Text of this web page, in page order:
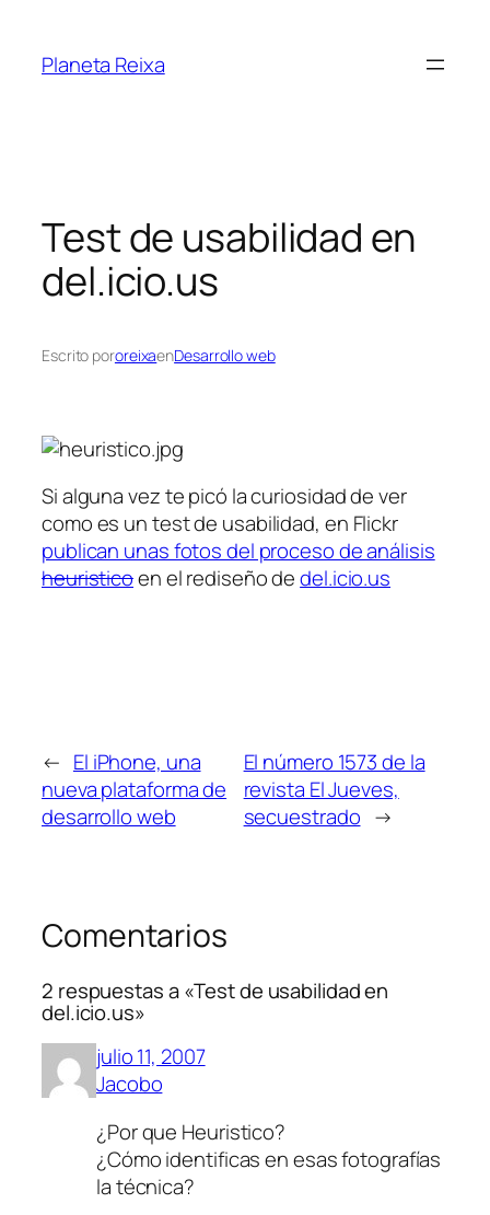
contenido
Planeta Reixa
Test de usabilidad en
del.icio.us
Escrito pororeixaenDesarrollo web
Si alguna vez te picó la curiosidad de ver
como es un test de usabilidad, en Flickr
publican unas fotos del proceso de análisis
heuristicoen el rediseño dedel.icio.us
← El iPhone, una
nueva plataforma de
desarrollo web
El número 1573 de la
revista El Jueves,
secuestrado →
Comentarios
2 respuestas a «Test de usabilidad en
del.icio.us»
julio 11, 2007
Jacobo
¿Por que Heuristico?
¿Cómo identificas en esas fotografías
la técnica?